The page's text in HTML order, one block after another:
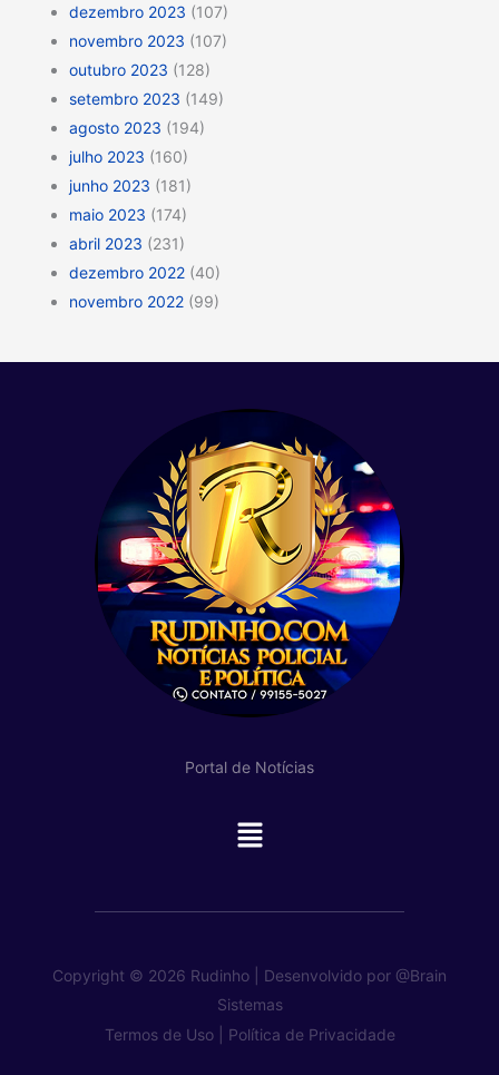
dezembro 2023 (107)
novembro 2023 (107)
outubro 2023 (128)
setembro 2023 (149)
agosto 2023 (194)
julho 2023 (160)
junho 2023 (181)
maio 2023 (174)
abril 2023 (231)
dezembro 2022 (40)
novembro 2022 (99)
Portal de Notícias
Main
Copyright © 2026 Rudinho | Desenvolvido por @Brain
Sistemas
Termos de Uso |
Política de Privacidade